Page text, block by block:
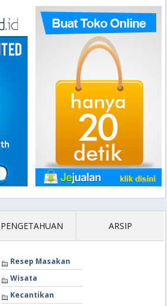
PENGETAHUAN ARSIP
Resep Masakan
Wisata
Kecantikan